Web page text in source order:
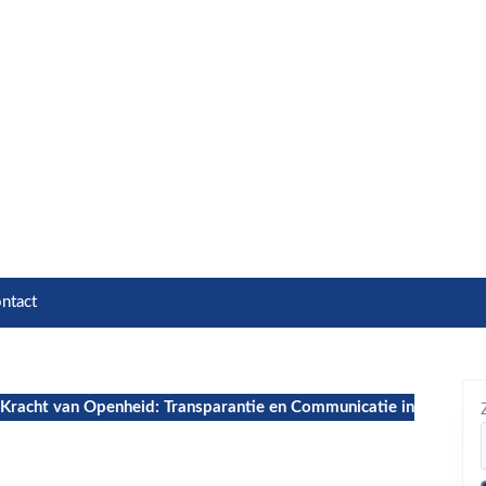
Kracht van Openheid: Transparantie en Communicatie in